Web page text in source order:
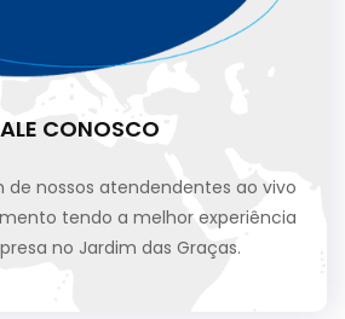
CONOSCO
nossos atendendentes ao vivo
tendo a melhor experiência
no Jardim das Graças.